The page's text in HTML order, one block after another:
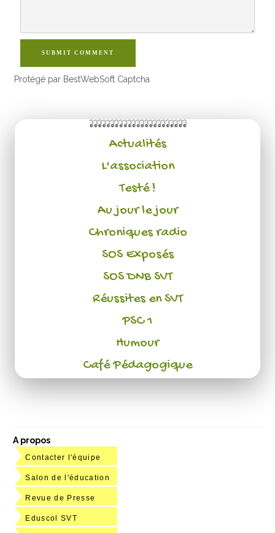
SUBMIT COMMENT
Protégé par BestWebSoft Captcha
Actualités
L'association
Testé !
Au jour le jour
Chroniques radio
SOS Exposés
SOS DNB SVT
Réussites en SVT
PSC 1
Humour
Café Pédagogique
A propos
Contacter l'équipe
Salon de l'éducation
Revue de Presse
Eduscol SVT